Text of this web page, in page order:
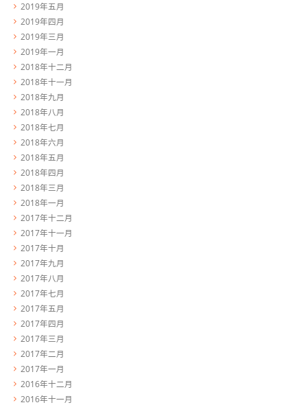
2019年五月
2019年四月
2019年三月
2019年一月
2018年十二月
2018年十一月
2018年九月
2018年八月
2018年七月
2018年六月
2018年五月
2018年四月
2018年三月
2018年一月
2017年十二月
2017年十一月
2017年十月
2017年九月
2017年八月
2017年七月
2017年五月
2017年四月
2017年三月
2017年二月
2017年一月
2016年十二月
2016年十一月